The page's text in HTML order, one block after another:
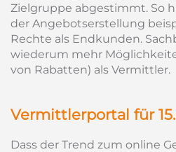
Zielgruppe abgestimmt. So
der Angebotserstellung
Rechte als Endkunden.
wiederum mehr
von Rabatten) als Vermittler.
Vermittlerportal für
Dass der Trend zum online